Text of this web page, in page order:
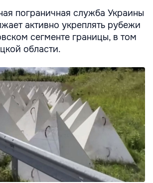
пограничная служба Украины
активно укреплять рубежи
сегменте границы, в том
области.